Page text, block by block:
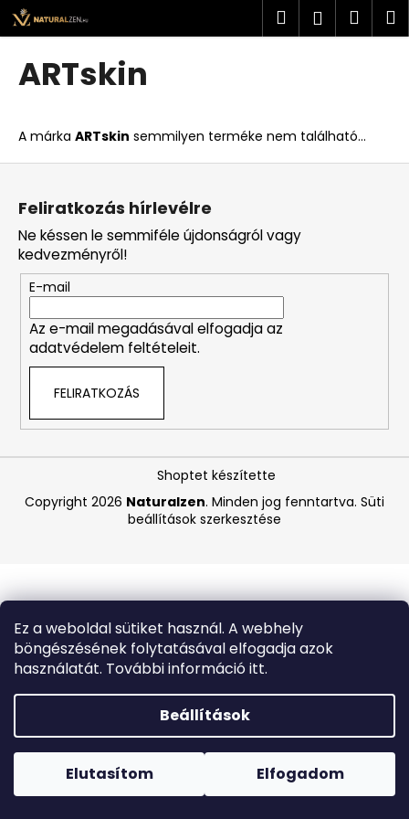
Ez a weboldal sütiket használ. A webhely
böngészésének folytatásával elfogadja azok
használatát. További információ itt.
Beállítások
Elutasítom Elfogadom
Ugrás
fő
tartalomhoz
Forró napokon nem javasoljuk a csomagautomatákba
történő kézbesítést. A magas hőmérsékletre érzékeny
termékek átvételkor nem biztos, hogy optimális állapotban
Keresés
ARTskin
A márka ARTskin semmilyen terméke nem található...
K
o
i
t
k
e
r
e
s
?
A
á
u
k
BIODERMA
PHOTODERM
PEDIATRICS
SPF
50+
(LEJÁRAT:
L
Feliratkozás hírlevélre
Ne késsen le semmiféle újdonságról vagy
kedvezményről!
E-mail
Az e-mail megadásával elfogadja az
adatvédelem feltételeit.
FELIRATKOZÁS
Shoptet készítette
Copyright 2026 Naturalzen. Minden jog fenntartva. Süti
beállítások szerkesztése